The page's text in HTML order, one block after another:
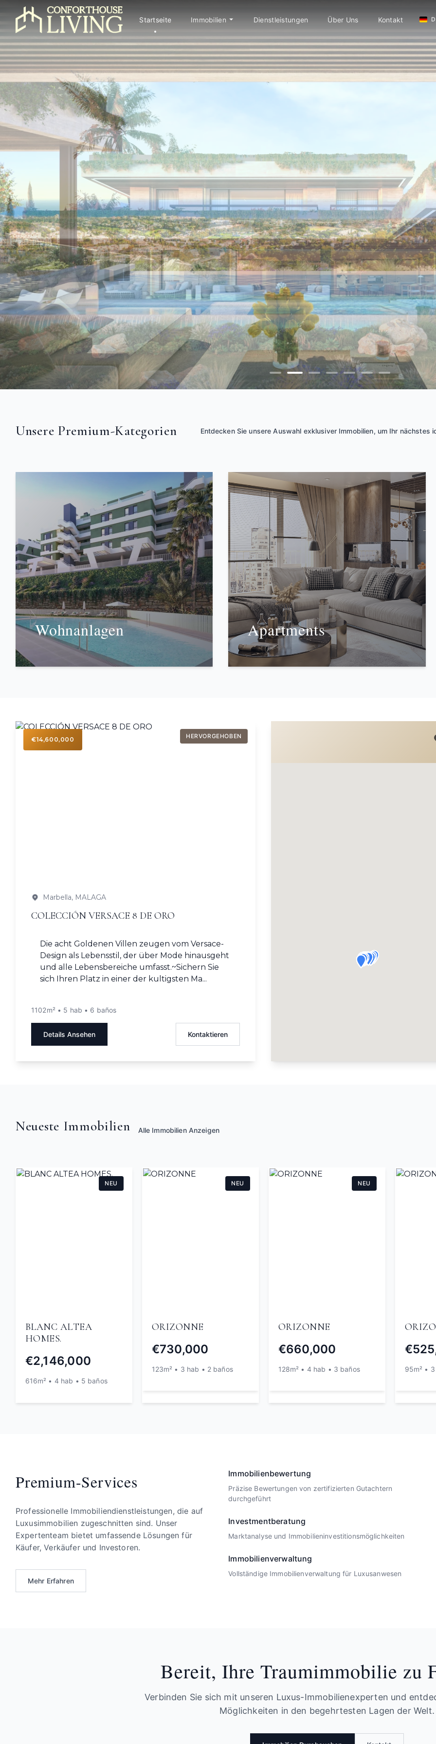
Startseite Immobilien Dienstleistungen Über Uns Kontakt
Unsere Premium-Kategorien Entdecken Sie unsere Auswahl exklusiver Immobilien, um Ihr nächstes
Wohnanlagen Apartments
HERVORGEHOBEN
€14,600,000
Marbella, MALAGA
COLECCIÓN VERSACE 8 DE ORO
Die acht Goldenen Villen zeugen vom Versace-
Design als Lebensstil, der über Mode hinausgeht
und alle Lebensbereiche umfasst.~Sichern Sie
sich Ihren Platz in einer der kultigsten Ma...
1102m² • 5 hab • 6 baños
Details Ansehen Kontaktieren
Neueste Immobilien Alle Immobilien Anzeigen
NEU
BLANC ALTEA
HOMES.
€2,146,000
616m² • 4 hab • 5 baños
NEU
ORIZONNE
€730,000
123m² • 3 hab • 2 baños
NEU
ORIZONNE
€660,000
128m² • 4 hab • 3 baños 95m² •
Premium-Services
Professionelle Immobiliendienstleistungen, die auf
Luxusimmobilien zugeschnitten sind. Unser
Expertenteam bietet umfassende Lösungen für
Käufer, Verkäufer und Investoren.
Mehr Erfahren
Immobilienbewertung
Präzise Bewertungen von zertifizierten Gutachtern
durchgeführt
Investmentberatung
Marktanalyse und Immobilieninvestitionsmöglichkeiten
Immobilienverwaltung
Vollständige Immobilienverwaltung für Luxusanwesen
Bereit, Ihre Traumimmobilie zu
Verbinden Sie sich mit unseren Luxus-Immobilienexperten und
Möglichkeiten in den begehrtesten Lagen der Welt.